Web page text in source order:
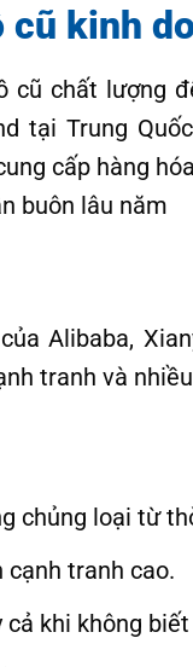
cũ kinh
cũ chất lượng
tại Trung
cấp hàng
buôn lâu năm
Alibaba,
tranh và
chủng loại từ
cạnh tranh cao.
khi không